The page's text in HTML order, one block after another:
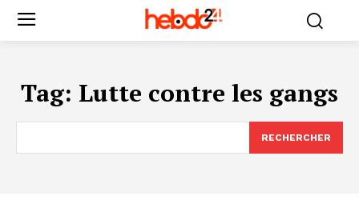
Tag: Lutte contre les gangs
RECHERCHER